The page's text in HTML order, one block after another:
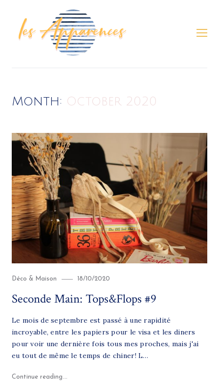
LES APPARENCES
Month: October 2020
Category
Déco & Maison
Posted
18/10/2020
Seconde Main: Tops&Flops #9
Le mois de septembre est passé à une rapidité
incroyable, entre les papiers pour le visa et les diners
pour voir une dernière fois tous mes proches, mais j'ai
eu tout de même le temps de chiner! L…
Continue reading